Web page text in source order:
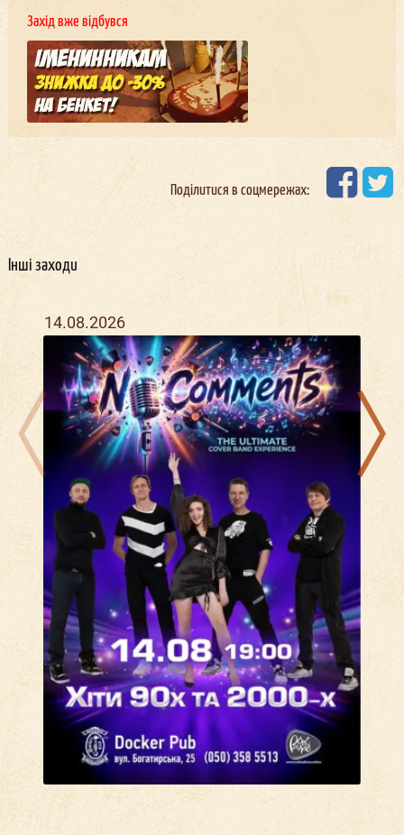
Захід вже відбувся
Поділитися в соцмережах:
Інші заходи
14.08.2026